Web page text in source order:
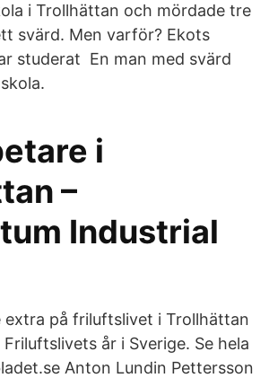
i Trollhättan och mördade tre
svärd. Men varför? Ekots
studerat En man med svärd
i
–
Industrial
extra på friluftslivet i Trollhättan
år i Sverige. Se hela
Anton Lundin Pettersson